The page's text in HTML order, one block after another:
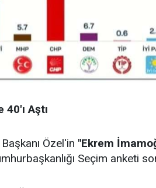
40'ı Aştı
Özel'in "Ekrem
Seçim anketi